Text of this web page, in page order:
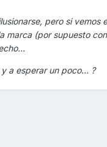
pero si
marca (por supuesto
a esperar un poco... ?